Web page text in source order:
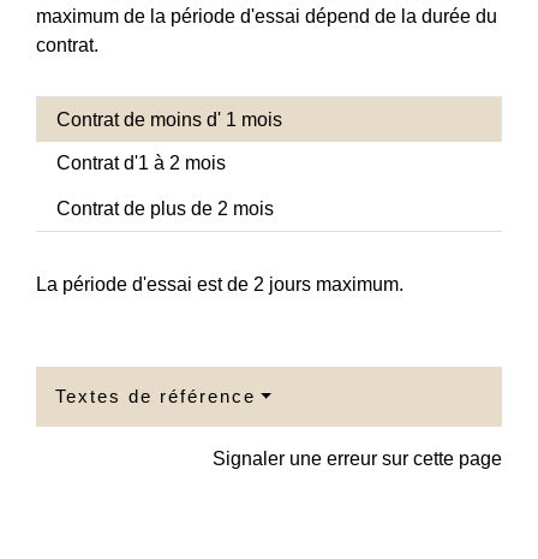
maximum de la période d'essai dépend de la durée du
contrat.
Contrat de moins d' 1 mois
Contrat d'1 à 2 mois
Contrat de plus de 2 mois
La période d'essai est de 2 jours maximum.
Textes de référence
Signaler une erreur sur cette page